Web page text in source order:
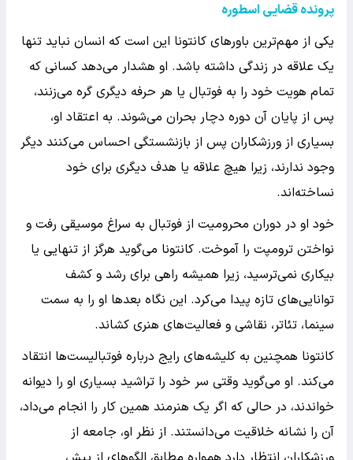
پرونده قضایی اسطوره
یکی از مهم‌ترین باورهای کانتونا این است که انسان نباید تنها
یک علاقه در زندگی داشته باشد. او هشدار می‌دهد کسانی که
تمام هویت خود را به فوتبال یا هر حرفه دیگری گره می‌زنند،
پس از پایان آن دوره دچار بحران می‌شوند. به اعتقاد او،
بسیاری از ورزشکاران پس از بازنشستگی احساس می‌کنند دیگر
وجود ندارند، زیرا هیچ علاقه یا هدف دیگری برای خود
نساخته‌اند.
خود او در دوران محرومیت از فوتبال به سراغ موسیقی رفت و
نواختن ترومپت را آموخت. کانتونا می‌گوید هرگز از تنهایی یا
بیکاری نمی‌ترسید، زیرا همیشه راهی برای رشد و کشف
توانایی‌های تازه پیدا می‌کرد. این نگاه بعدها او را به سمت
سینما، تئاتر، نقاشی و فعالیت‌های هنری کشاند.
کانتونا همچنین به کلیشه‌های رایج درباره فوتبالیست‌ها انتقاد
می‌کند. او می‌گوید وقتی سر خود را تراشید بسیاری او را دیوانه
خواندند، در حالی که اگر یک هنرمند همین کار را انجام می‌داد،
آن را نشانه خلاقیت می‌دانستند. از نظر او، جامعه از